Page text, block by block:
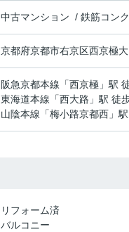
中古マンション / 鉄筋コン
京都府京都市右京区西京極
阪急京都本線 「西京極 」駅
東海道本線 「西大路 」駅 徒
山陰本線 「梅小路京都西 」
リフォーム済
バルコニー